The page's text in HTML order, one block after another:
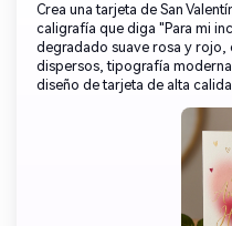
Crea una tarjeta de San
caligrafía que diga "Para mi
degradado suave rosa y rojo,
dispersos, tipografía
diseño de tarjeta de alta